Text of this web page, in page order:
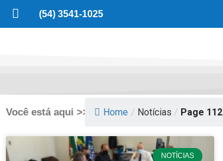
(54) 3541-1025
Você está aqui >> Home / Notícias / Page 112
NOTÍCIAS